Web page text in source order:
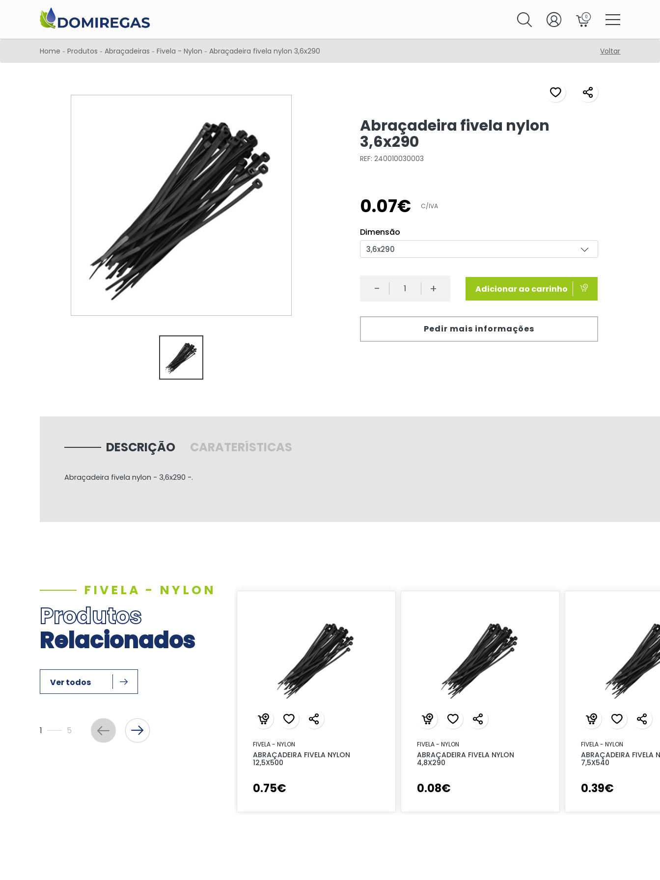
0
Home - Produtos - Abraçadeiras - Fivela - Nylon - Abraçadeira fivela nylon 3,6x290 Voltar
Abraçadeira fivela nylon
3,6x290
REF: 240010030003
0.07€ C/IVA
Dimensão
- + Adicionar ao carrinho
Pedir mais informações
DESCRIÇÃO CARATERÍSTICAS
Abraçadeira fivela nylon - 3,6x290 -.
FIVELA - NYLON
Produtos
Relacionados
Ver todos
1 5
FIVELA - NYLON
ABRAÇADEIRA FIVELA NYLON
12,5X500
0.75€
FIVELA - NYLON
ABRAÇADEIRA FIVELA NYLON
4,8X290
0.08€
FIVELA - NYLON
ABRAÇADEIRA FIVELA
7,5X540
0.39€